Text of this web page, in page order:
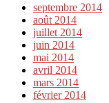
septembre 2014
août 2014
juillet 2014
juin 2014
mai 2014
avril 2014
mars 2014
février 2014